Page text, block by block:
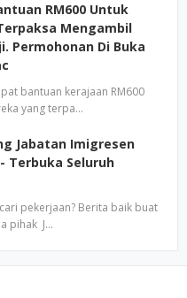
RM600 Untuk
Mengambil
Permohonan Di Buka
bantuan kerajaan RM600
yang terpa…
Jabatan Imigresen
Terbuka Seluruh
pekerjaan? Berita baik buat
pihak J…